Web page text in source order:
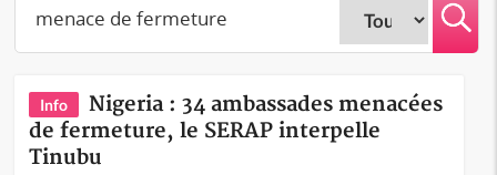
Info
Nigeria : 34 ambassades menacées
de fermeture, le SERAP interpelle
Tinubu